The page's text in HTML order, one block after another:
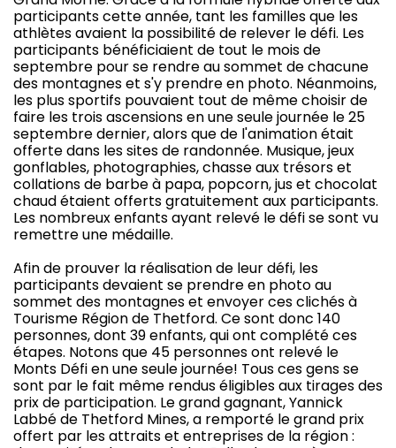
participants cette année, tant les familles que les
athlètes avaient la possibilité de relever le défi. Les
participants bénéficiaient de tout le mois de
septembre pour se rendre au sommet de chacune
des montagnes et s'y prendre en photo. Néanmoins,
les plus sportifs pouvaient tout de même choisir de
faire les trois ascensions en une seule journée le 25
septembre dernier, alors que de l'animation était
offerte dans les sites de randonnée. Musique, jeux
gonflables, photographies, chasse aux trésors et
collations de barbe à papa, popcorn, jus et chocolat
chaud étaient offerts gratuitement aux participants.
Les nombreux enfants ayant relevé le défi se sont vu
remettre une médaille.
Afin de prouver la réalisation de leur défi, les
participants devaient se prendre en photo au
sommet des montagnes et envoyer ces clichés à
Tourisme Région de Thetford. Ce sont donc 140
personnes, dont 39 enfants, qui ont complété ces
étapes. Notons que 45 personnes ont relevé le
Monts Défi en une seule journée! Tous ces gens se
sont par le fait même rendus éligibles aux tirages des
prix de participation. Le grand gagnant, Yannick
Labbé de Thetford Mines, a remporté le grand prix
offert par les attraits et entreprises de la région :